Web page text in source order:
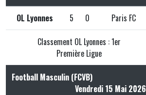
OL Lyonnes 5 0 Paris FC
Classement OL Lyonnes : 1er
Première Ligue
Football Masculin (FCVB)
Vendredi 15 Mai 2026